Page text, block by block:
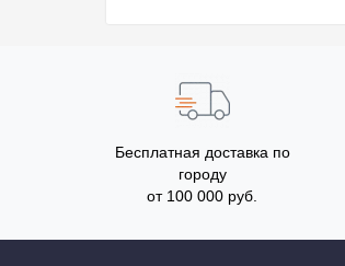
Бесплатная доставка по
городу
от 100 000 руб.